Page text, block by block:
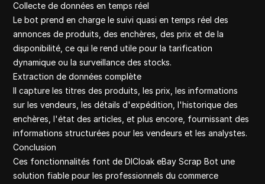
Collecte de données en temps réel
Le bot prend en charge le suivi quasi en temps réel des
annonces de produits, des enchères, des prix et de la
disponibilité, ce qui le rend utile pour la tarification
dynamique ou la surveillance des stocks.
Extraction de données complète
Il capture les titres des produits, les prix, les informations
sur les vendeurs, les détails d'expédition, l'historique des
enchères, l'état des articles, et plus encore, fournissant des
informations structurées pour les vendeurs et les analystes.
Conclusion
Ces fonctionnalités font de DICloak eBay Scrap Bot une
solution fiable pour les professionnels du commerce